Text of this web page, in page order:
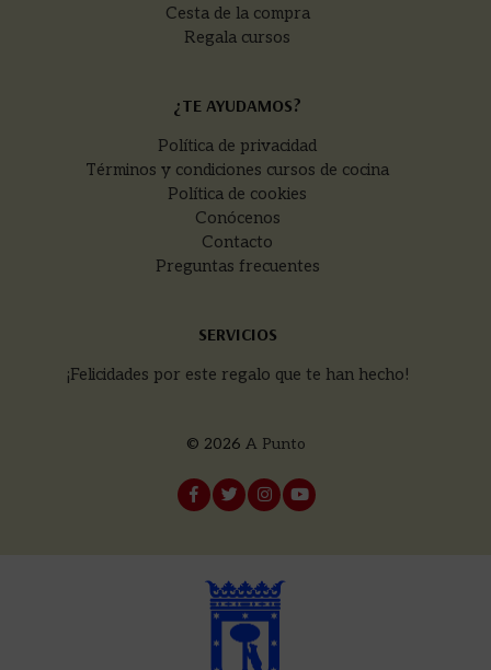
Cesta de la compra
Regala cursos
¿TE AYUDAMOS?
Política de privacidad
Términos y condiciones cursos de cocina
Política de cookies
Conócenos
Contacto
Preguntas frecuentes
SERVICIOS
¡Felicidades por este regalo que te han hecho!
© 2026 A Punto